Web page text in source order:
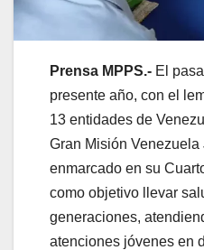
Prensa MPPS.- El
presente año, con el
13 entidades de
Gran Misión Venezuela
enmarcado en su
como objetivo llevar
generaciones,
atenciones jóvenes en